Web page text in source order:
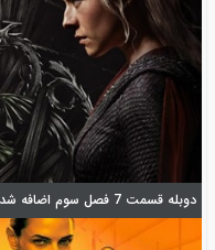
دوبله قسمت 7 فصل سوم اضافه شد